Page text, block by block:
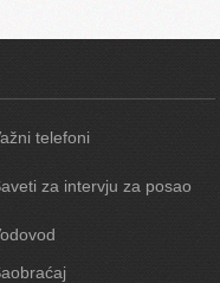
telefoni
za intervju za posao